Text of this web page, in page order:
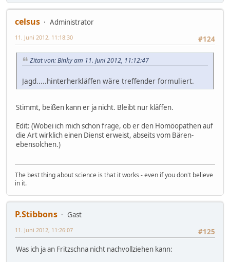
celsus
Administrator
#124
11. Juni 2012, 11:18:30
Zitat von: Binky am 11. Juni 2012, 11:12:47
Jagd.....hinterherkläffen wäre treffender formuliert.
Stimmt, beißen kann er ja nicht. Bleibt nur kläffen.
Edit: (Wobei ich mich schon frage, ob er den Homöopathen auf
die Art wirklich einen Dienst erweist, abseits vom Bären-
ebensolchen.)
The best thing about science is that it works - even if you don't believe
in it.
P.Stibbons
Gast
#125
11. Juni 2012, 11:26:07
Was ich ja an Fritzschna nicht nachvollziehen kann: